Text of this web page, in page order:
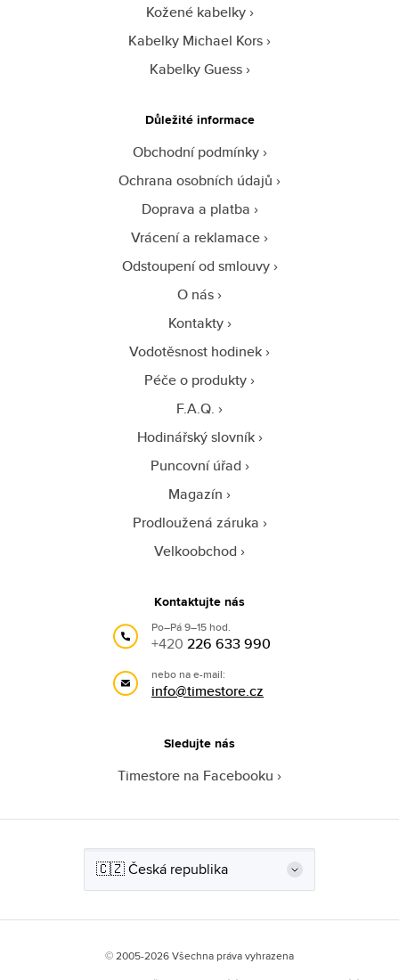
Kožené kabelky
Kabelky Michael Kors
Kabelky Guess
Důležité informace
Obchodní podmínky
Ochrana osobních údajů
Doprava a platba
Vrácení a reklamace
Odstoupení od smlouvy
O nás
Kontakty
Vodotěsnost hodinek
Péče o produkty
F.A.Q.
Hodinářský slovník
Puncovní úřad
Magazín
Prodloužená záruka
Velkoobchod
Kontaktujte nás
Po–Pá 9–15 hod.
+420 226 633 990
nebo na e-mail:
info@timestore.cz
Sledujte nás
Timestore na Facebooku
© 2005-2026 Všechna práva vyhrazena